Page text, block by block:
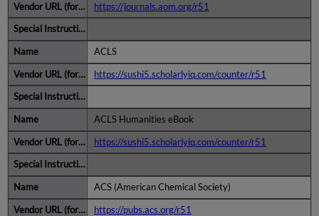
https://journals.aom.org/r51
ACLS
https://sushi5.scholarlyiq.com/counter/r51
ACLS Humanities eBook
https://sushi5.scholarlyiq.com/counter/r51
ACS (American Chemical Society)
https://pubs.acs.org/r51